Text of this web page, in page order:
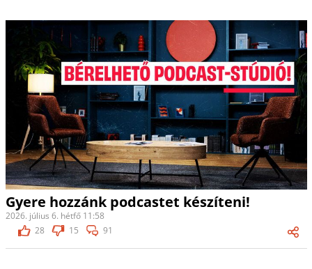
Gyere hozzánk podcastet készíteni!
2026. július 6. hétfő 11:58
28
15 91